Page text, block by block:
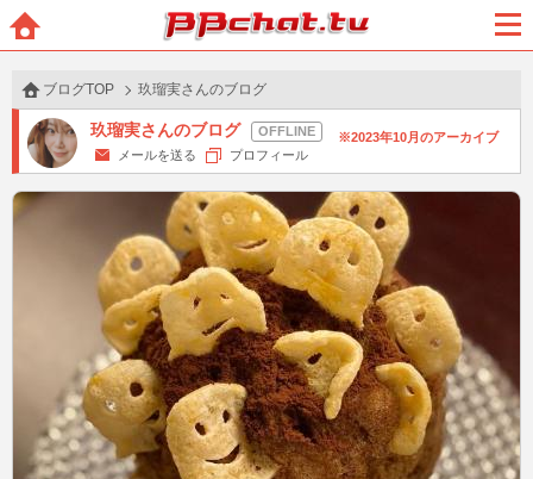
BBchatTV
ブログTOP 玖瑠実さんのブログ
玖瑠実さんのブログ
2023年10月のアーカイブ
メールを送る
プロフィール